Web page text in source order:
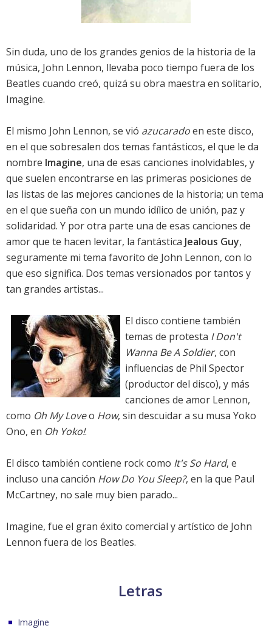
Sin duda, uno de los grandes genios de la historia de la
música, John Lennon, llevaba poco tiempo fuera de los
Beatles cuando creó, quizá su obra maestra en solitario,
Imagine.
El mismo John Lennon, se vió azucaradoen este disco,
en el que sobresalen dos temas fantásticos, el que le da
nombre Imagine, una de esas canciones inolvidables, y
que suelen encontrarse en las primeras posiciones de
las listas de las mejores canciones de la historia; un tema
en el que sueña con un mundo idílico de unión, paz y
solidaridad. Y por otra parte una de esas canciones de
amor que te hacen levitar, la fantástica Jealous Guy,
seguramente mi tema favorito de John Lennon, con lo
que eso significa. Dos temas versionados por tantos y
tan grandes artistas...
El disco contiene también
temas de protesta I Don't
Wanna Be A Soldier, con
influencias de Phil Spector
(productor del disco), y más
canciones de amor Lennon,
como Oh My Loveo How, sin descuidar a su musa Yoko
Ono, en Oh Yoko!.
El disco también contiene rock como It's So Hard, e
incluso una canción How Do You Sleep?, en la que Paul
McCartney, no sale muy bien parado...
Imagine, fue el gran éxito comercial y artístico de John
Lennon fuera de los Beatles.
Letras
Imagine